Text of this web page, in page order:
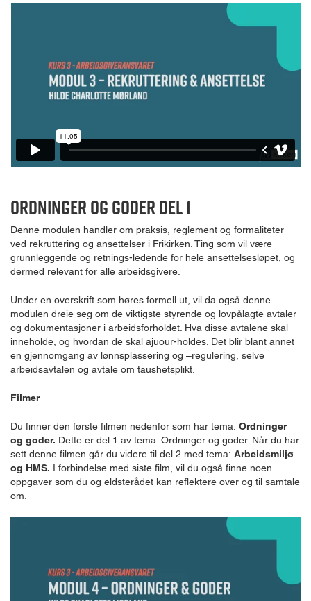
Ordninger og goder Del 1
Denne modulen handler om praksis, reglement og formaliteter
ved rekruttering og ansettelser i Frikirken. Ting som vil være
grunnleggende og retnings-ledende for hele ansettelsesløpet, og
dermed relevant for alle arbeidsgivere.
Under en overskrift som høres formell ut, vil da også denne
modulen dreie seg om de viktigste styrende og lovpålagte avtaler
og dokumentasjoner i arbeidsforholdet. Hva disse avtalene skal
inneholde, og hvordan de skal ajuour-holdes. Det blir blant annet
en gjennomgang av lønnsplassering og –regulering, selve
arbeidsavtalen og avtale om taushetsplikt.
Filmer
Du finner den første filmen nedenfor som har tema: Ordninger
og goder. Dette er del 1 av tema: Ordninger og goder. Når du har
sett denne filmen går du videre til del 2 med tema: Arbeidsmiljø
og HMS. I forbindelse med siste film, vil du også finne noen
oppgaver som du og eldsterådet kan reflektere over og til samtale
om.